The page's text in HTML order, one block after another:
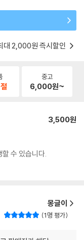
대 2,000원 즉시할인
중고
6,000원~
3,500원
수 있습니다.
몽글이
1명 평가